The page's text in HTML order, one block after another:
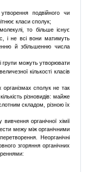
утворення подвійного
чи
класи сполук;
молекулі , то більше існує
і не всівони матимуть
йзбільшенню числа
групи можуть утворювати
величезної кількості класів
організмах сполук не так
кількість різновидів: майже
складом, різноюїх
вивчення органічної хімії
межу між органічними
перетворення. Неорганічні
згоряння органічних
: